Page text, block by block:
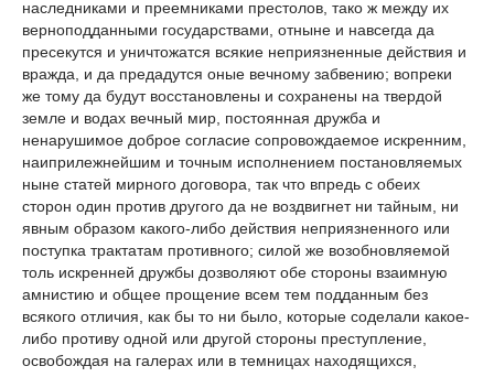
наследниками и преемниками престолов, тако ж между их
верноподданными государствами, отныне и навсегда да
пресекутся и уничтожатся всякие неприязненные действия и
вражда, и да предадутся оные вечному забвению; вопреки
же тому да будут восстановлены и сохранены на твердой
земле и водах вечный мир, постоянная дружба и
ненарушимое доброе согласие сопровождаемое искренним,
наиприлежнейшим и точным исполнением постановляемых
ныне статей мирного договора, так что впредь с обеих
сторон один против другого да не воздвигнет ни тайным, ни
явным образом какого-либо действия неприязненного или
поступка трактатам противного; силой же возобновляемой
толь искренней дружбы дозволяют обе стороны взаимную
амнистию и общее прощение всем тем подданным без
всякого отличия, как бы то ни было, которые соделали какое-
либо противу одной или другой стороны преступление,
освобождая на галерах или в темницах находящихся,